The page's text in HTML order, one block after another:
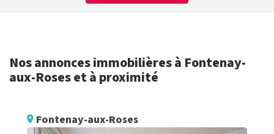
Nos annonces immobilières à Fontenay-
aux-Roses et à proximité
Fontenay-aux-Roses